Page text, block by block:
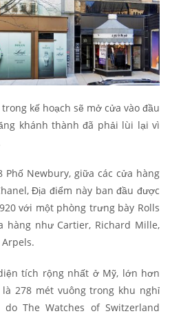
kế hoạch sẽ mở cửa vào đầu
khánh thành đã phải lùi lại vì
Phố Newbury, giữa các cửa hàng
Địa điểm này ban đầu được
với một phòng trưng bày Rolls
hàng như Cartier, Richard Mille,
tích rộng nhất ở Mỹ, lớn hơn
278 mét vuông trong khu nghỉ
The Watches of Switzerland